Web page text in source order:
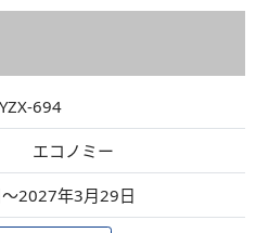
694
エコノミー
2027年3月29日